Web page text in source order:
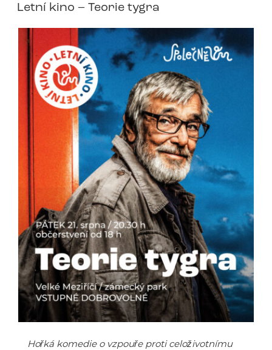
Letní kino – Teorie tygra
Hořká komedie o vzpouře proti celoživotnímu